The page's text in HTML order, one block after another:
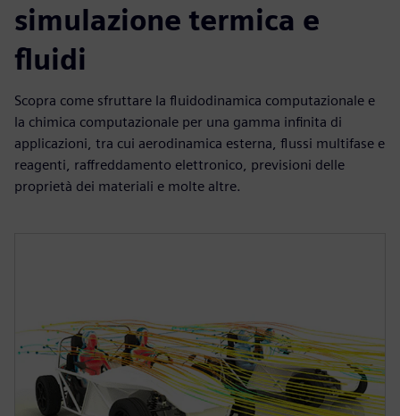
simulazione termica e
fluidi
Scopra come sfruttare la fluidodinamica computazionale e
la chimica computazionale per una gamma infinita di
applicazioni, tra cui aerodinamica esterna, flussi multifase e
reagenti, raffreddamento elettronico, previsioni delle
proprietà dei materiali e molte altre.